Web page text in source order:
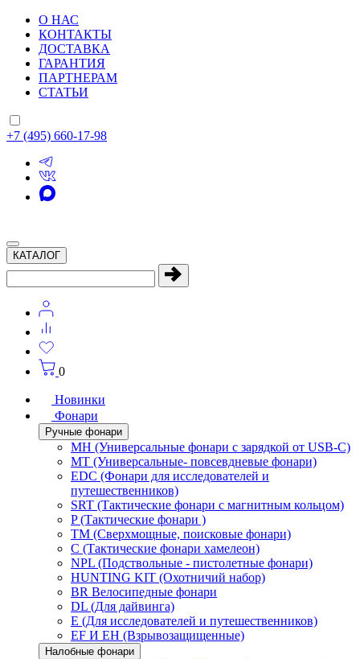
О НАС
КОНТАКТЫ
ДОСТАВКА
ГАРАНТИЯ
ПАРТНЕРАМ
СТАТЬИ
+7 (495) 660-17-98
КАТАЛОГ
0
Новинки
Фонари
Ручные фонари
MH (Универсальные фонари с зарядкой от USB-C)
MT (Универсальные- повсевдневые фонари)
EDC (Фонари для исследователей и
путешественников)
SRT (Тактические фонари с магнитным кольцом)
P (Тактические фонари )
TM (Сверхмощные, поисковые фонари)
C (Тактические фонари хамелеон)
NPL (Подствольные - пистолетные фонари)
HUNTING KIT (Охотничий набор)
BR Велосипедные фонари
DL (Для дайвинга)
E (Для исследователей и путешественников)
EF И EH (Взрывозащищенные)
Налобные фонари